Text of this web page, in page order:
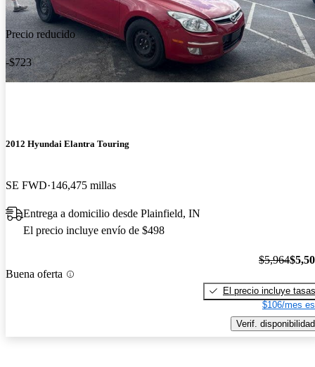
Precio reducido
-$723
2012 Hyundai Elantra Touring
SE FWD 146,475 millas
Entrega a domicilio desde Plainfield, IN
El precio incluye envío de $498
Buena oferta
$5,964
El precio incluye tasas
$106/mes
Verif. disponibilidad